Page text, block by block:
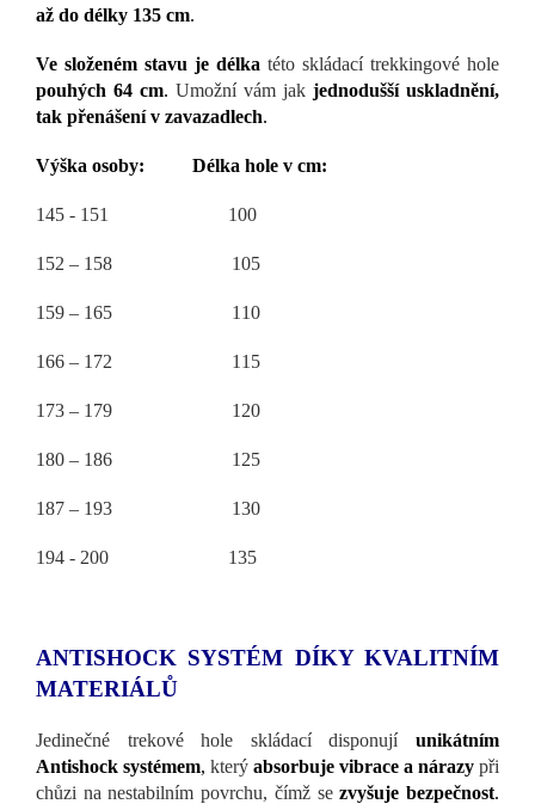
až do délky 135 cm.
Ve složeném stavu je délka této skládací trekkingové hole
pouhých 64 cm. Umožní vám jak jednodušší uskladnění,
tak přenášení v zavazadlech.
Výška osoby: Délka hole v cm:
145 - 151 100
152 – 158 105
159 – 165 110
166 – 172 115
173 – 179 120
180 – 186 125
187 – 193 130
194 - 200 135
ANTISHOCK SYSTÉM DÍKY KVALITNÍM
MATERIÁLŮ
Jedinečné trekové hole skládací disponují unikátním
Antishock systémem, který absorbuje vibrace a nárazy při
chůzi na nestabilním povrchu, čímž sezvyšuje bezpečnost.